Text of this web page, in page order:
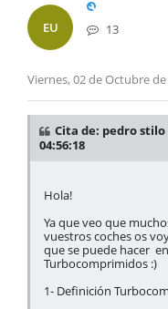
EU 13
Viernes, 02 de Octubre de
Cita de: pedro stilo
04:56:18
Hola!
Ya que veo que
vuestros coches os
que se puede hacer
Turbocomprimidos :)
1- Definición